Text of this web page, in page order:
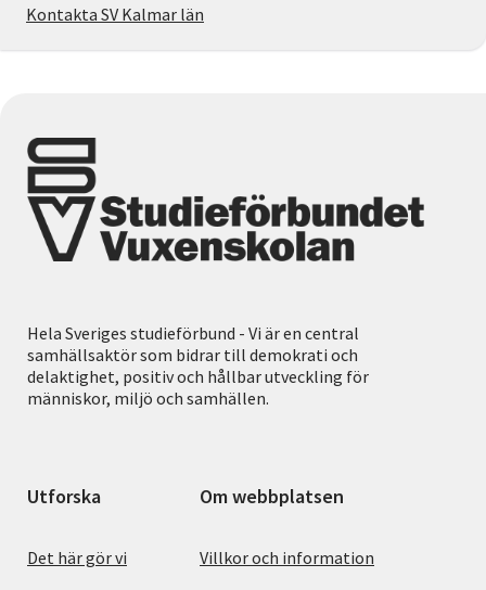
Kontakta SV Kalmar län
Hela Sveriges studieförbund - Vi är en central
samhällsaktör som bidrar till demokrati och
delaktighet, positiv och hållbar utveckling för
människor, miljö och samhällen.
Utforska
Det här gör vi
Om webbplatsen
Villkor och information